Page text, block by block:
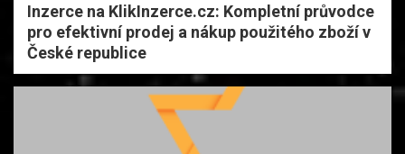
Inzerce na KlikInzerce.cz: Kompletní průvodce
pro efektivní prodej a nákup použitého zboží v
České republice